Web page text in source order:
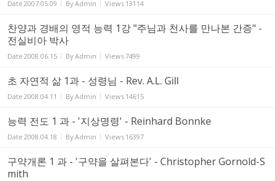
Date 2007.05.09 ByAdmin Views 13114
찬양과 경배의 영적 능력 1강 "주님과 천사를 만나본 간증" -
전실비아 박사
Date 2008.06.15 ByAdmin Views 7499
초 자연적 삶 1과 - 성령님 - Rev. A.L. Gill
Date 2008.04.11 ByAdmin Views 14615
능력 전도 1 과 - '지상명령' - Reinhard Bonnke
Date 2008.04.18 ByAdmin Views 16397
구약개론 1 과 - '구약을 살펴본다' - Christopher Gornold-S
mith